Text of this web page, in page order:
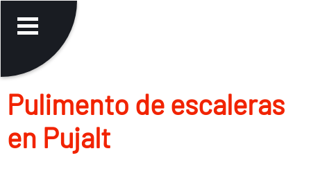
Pulimento de escaleras
en Pujalt